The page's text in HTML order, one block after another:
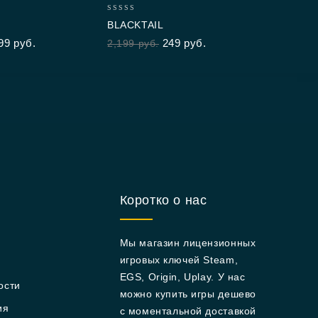
руб.
out
of
BLACKTAIL
2,199руб. 249 руб.
Коротко о нас
Мы магазин лицензионных
игровых ключей Steam,
EGS, Origin, Uplay. У нас
можно купить игры дешево
с моментальной доставкой